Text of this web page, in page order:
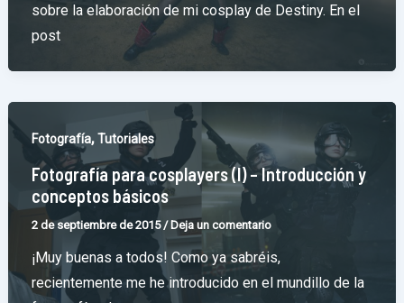
sobre la elaboración de mi cosplay de Destiny. En el
post
Fotografía,Tutoriales
Fotografía para cosplayers (I) – Introducción y
conceptos básicos
2 de septiembre de 2015/ Deja un comentario
¡Muy buenas a todos! Como ya sabréis,
recientemente me he introducido en el mundillo de la